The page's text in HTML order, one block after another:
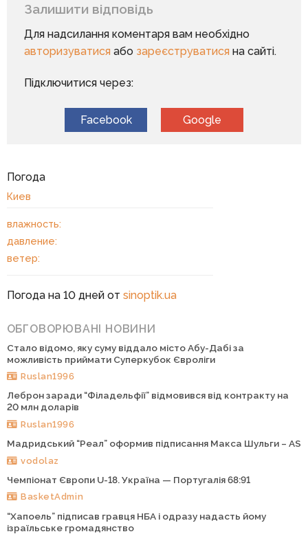
Залишити відповідь
Для надсилання коментаря вам необхідно
авторизуватисяабо зареєструватисяна сайті.
Підключитися через:
Facebook Google
Погода
Киев
влажность:
давление:
ветер:
Погода на 10 дней от sinoptik.ua
ОБГОВОРЮВАНІ НОВИНИ
Стало відомо, яку суму віддало місто Абу-Дабі за
можливість приймати Суперкубок Євроліги
Ruslan1996
Леброн заради “Філадельфії” відмовився від контракту на
20 млн доларів
Ruslan1996
Мадридський “Реал” оформив підписання Макса Шульги – AS
vodolaz
Чемпіонат Європи U-18. Україна — Португалія 68:91
BasketAdmin
“Хапоель” підписав гравця НБА і одразу надасть йому
ізраїльське громадянство